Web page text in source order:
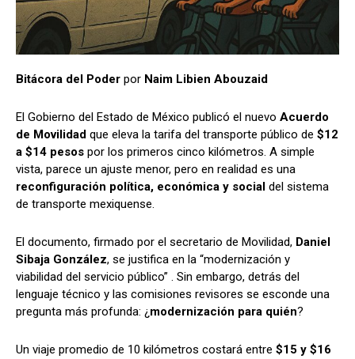
Bitácora del Poder por Naim Libien Abouzaid
El Gobierno del Estado de México publicó el nuevo Acuerdo
de Movilidad que eleva la tarifa del transporte público de $12
a $14 pesos por los primeros cinco kilómetros. A simple
vista, parece un ajuste menor, pero en realidad es una
reconfiguración política, económica y social del sistema
de transporte mexiquense.
El documento, firmado por el secretario de Movilidad, Daniel
Sibaja González, se justifica en la “modernización y
viabilidad del servicio público” . Sin embargo, detrás del
lenguaje técnico y las comisiones revisores se esconde una
pregunta más profunda: ¿ modernización para quién?
Un viaje promedio de 10 kilómetros costará entre $15 y $16